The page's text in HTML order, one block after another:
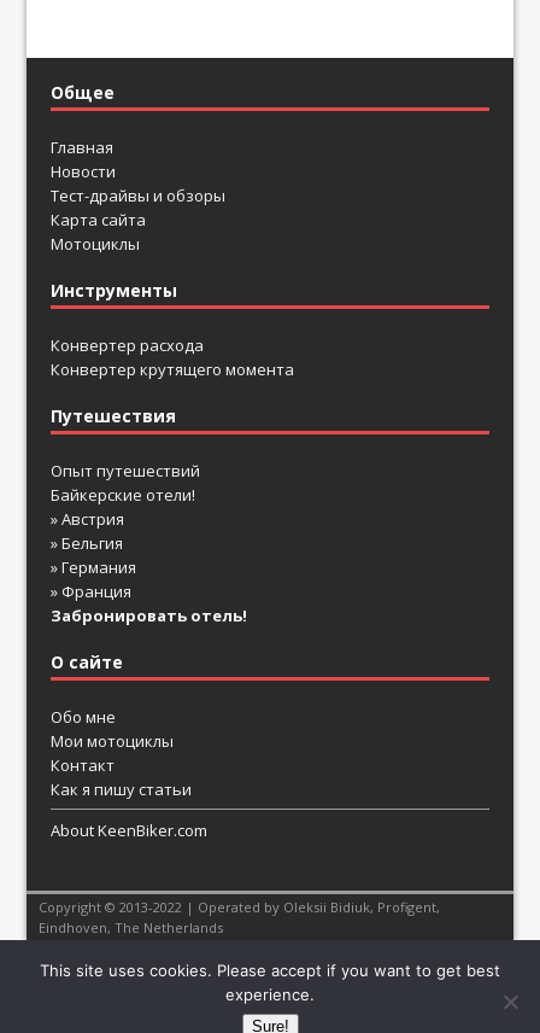
Общее
Главная
Новости
Тест-драйвы и обзоры
Карта сайта
Мотоциклы
Инструменты
Конвертер расхода
Конвертер крутящего момента
Путешествия
Опыт путешествий
Байкерские отели!
» Австрия
» Бельгия
» Германия
» Франция
Забронировать отель!
О сайте
Обо мне
Мои мотоциклы
Контакт
Как я пишу статьи
About KeenBiker.com
Copyright © 2013-2022 | Operated by Oleksii Bidiuk, Profigent,
Eindhoven, The Netherlands
This site uses cookies. Please accept if you want to get best
experience.
Sure!